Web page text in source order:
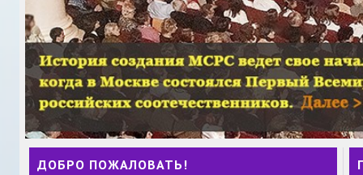
ДОБРО ПОЖАЛОВАТЬ!